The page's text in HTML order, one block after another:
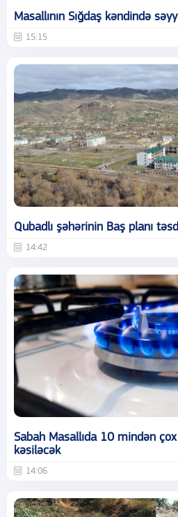
Masallının Sığdaş kəndində
15:15
Qubadlı şəhərinin Baş planı
14:42
Sabah Masallıda 10 mindən
kəsiləcək
14:06